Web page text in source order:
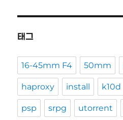
태그
16-45mm F4 50mm
haproxy install k10d
psp srpg utorrent